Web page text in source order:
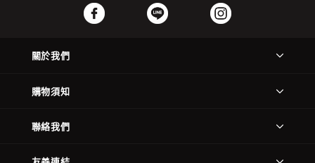
關於我們
購物須知
聯絡我們